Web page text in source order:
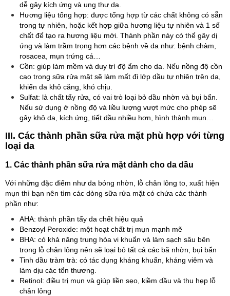
dễ gây kích ứng và ung thư da.
Hương liệu tổng hợp: được tổng hợp từ các chất không có sẵn
trong tự nhiên, hoặc kết hợp giữa hương liệu tự nhiên và 1 số
chất để tạo ra hương liệu mới. Thành phần này có thể gây dị
ứng và làm trầm trọng hơn các bệnh về da như: bệnh chàm,
rosacea, mụn trứng cá…
Cồn: giúp làm mềm và duy trì độ ẩm cho da. Nếu nồng độ cồn
cao trong sữa rửa mặt sẽ làm mất đi lớp dầu tự nhiên trên da,
khiến da khô căng, khó chịu.
Sulfat: là chất tẩy rửa, có vai trò loại bỏ dầu nhờn và bụi bẩn.
Nếu sử dụng ở nồng độ và liều lượng vượt mức cho phép sẽ
gây khô da, kích ứng, tiết dầu nhiều hơn, hình thành mụn…
III. Các thành phần sữa rửa mặt phù hợp với từng
loại da
1. Các thành phần sữa rửa mặt dành cho da dầu
Với những đặc điểm như da bóng nhờn, lỗ chân lông to, xuất hiện
mụn thì bạn nên tìm các dòng sữa rửa mặt có chứa các thành
phần như:
AHA: thành phần tẩy da chết hiệu quả
Benzoyl Peroxide: một hoạt chất trị mụn mạnh mẽ
BHA: có khả năng trung hòa vi khuẩn và làm sạch sâu bên
trong lỗ chân lông nên sẽ loại bỏ tất cả các bã nhờn, bụi bẩn
Tinh dầu tràm trà: có tác dụng kháng khuẩn, kháng viêm và
làm dịu các tổn thương.
Retinol: điều trị mụn và giúp liền sẹo, kiềm dầu và thu hẹp lỗ
chân lông